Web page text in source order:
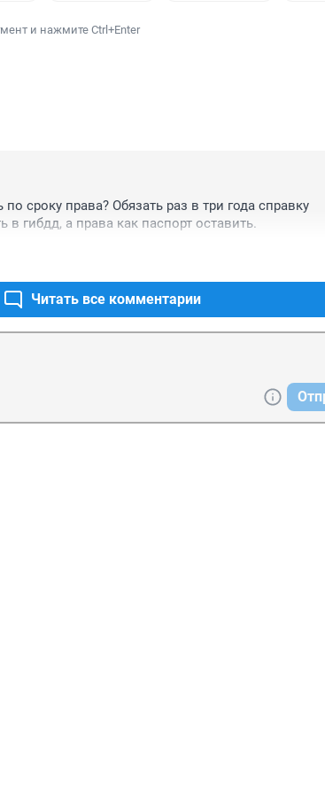
и нажмите Ctrl+Enter
сроку права? Обязать раз в три года справку
гибдд, а права как паспорт оставить.
Читать все комментарии